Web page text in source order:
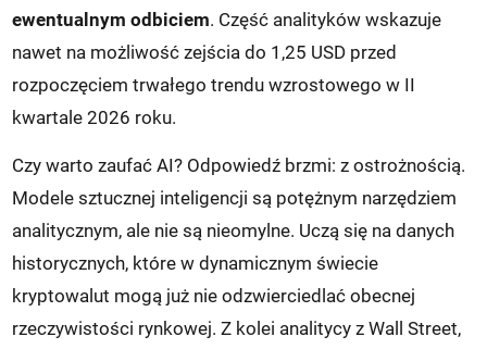
ewentualnym odbiciem. Część analityków wskazuje
nawet na możliwość zejścia do 1,25 USD przed
rozpoczęciem trwałego trendu wzrostowego w II
kwartale 2026 roku.
Czy warto zaufać AI? Odpowiedź brzmi: z ostrożnością.
Modele sztucznej inteligencji są potężnym narzędziem
analitycznym, ale nie są nieomylne. Uczą się na danych
historycznych, które w dynamicznym świecie
kryptowalut mogą już nie odzwierciedlać obecnej
rzeczywistości rynkowej. Z kolei analitycy z Wall Street,